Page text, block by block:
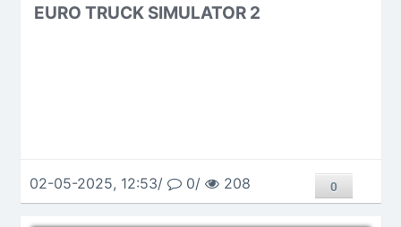
EURO TRUCK SIMULATOR 2
02-05-2025, 12:53/ 0/ 208 0